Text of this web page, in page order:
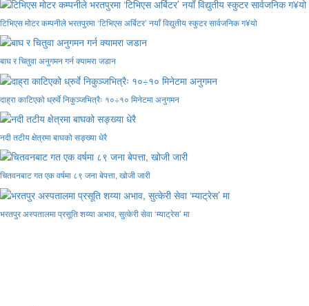
टिभिएस मोटर कम्पनीले भरतपुरमा ‘टिभिएस अर्बिटर’ नयाँ विद्युतीय स्कुटर सार्वजनिक ग¥यो
बाघ र चितुवा अनुगमन गर्न क्यामरा जडान
दाह्रा काटिएको ध्रुर्वे निकुञ्जभित्रैः १०÷१० मिनेटमा अनुगमन
नदी तटीय क्षेत्रमा बाघको सङ्ख्या धेरै
चितवनबाट गत एक वर्षमा ८९ जना बेपत्ता, खोजी जारी
भरतपुर अस्पतालमा प्रसूति शय्या अभाव, सुत्केरी सेवा ‘म्याट्रेस’ मा